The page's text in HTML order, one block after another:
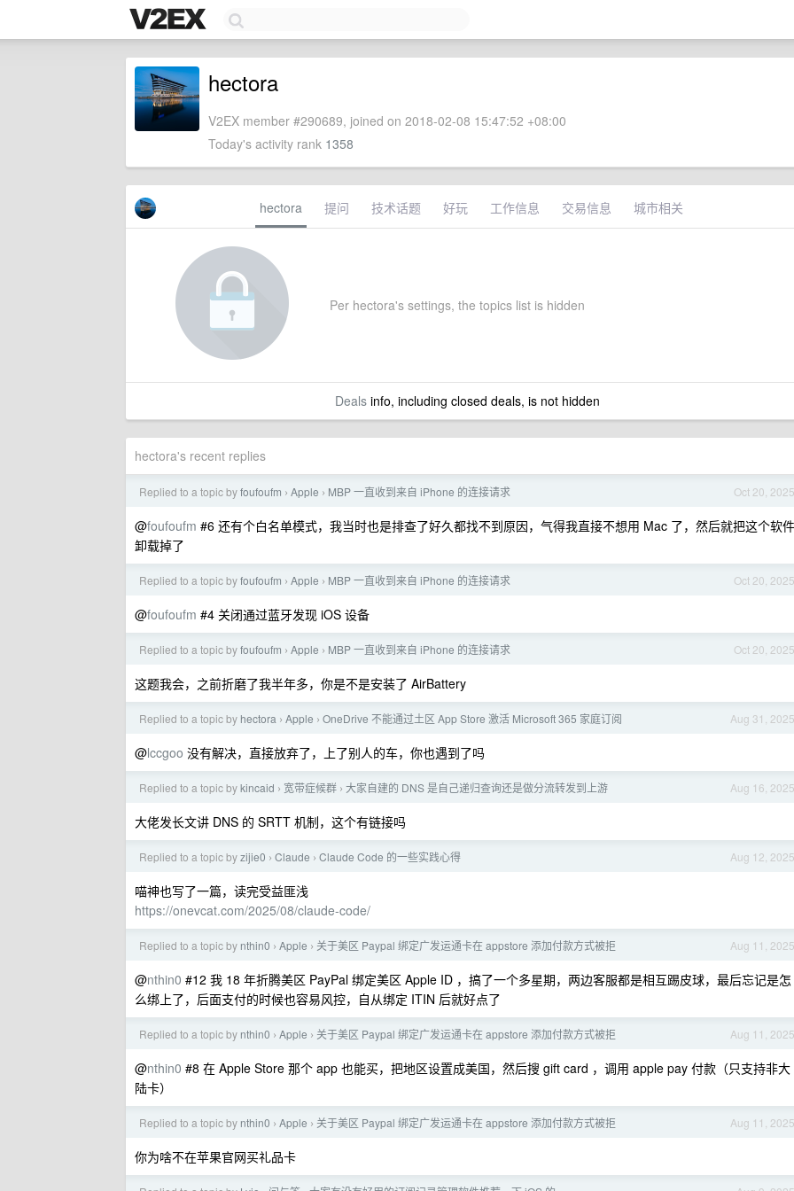
hectora
V2EX member #290689, joined on 2018-02-08 15:47:52 +08:00
Today's activity rank 1358
hectora 提问 技术话题 好玩 工作信息 交易信息 城市相关
Per hectora's settings, the topics list is hidden
Dealsinfo, including closed deals, is not hidden
hectora's recent replies
Oct 20, 2025
Replied to a topic byfoufoufm › Apple › MBP 一直收到来自 iPhone 的连接请求
@foufoufm #6 还有个白名单模式，我当时也是排查了好久都找不到原因，气得我直接不想用 Mac 了，然后就把这个软件
卸载掉了
Oct 20, 2025
Replied to a topic byfoufoufm › Apple › MBP 一直收到来自 iPhone 的连接请求
@foufoufm #4 关闭通过蓝牙发现 iOS 设备
Oct 20, 2025
Replied to a topic byfoufoufm › Apple › MBP 一直收到来自 iPhone 的连接请求
这题我会，之前折磨了我半年多，你是不是安装了 AirBattery
Aug 31, 2025
Replied to a topic by hectora › Apple › OneDrive 不能通过土区 App Store 激活 Microsoft 365 家庭订阅
@lccgoo 没有解决，直接放弃了，上了别人的车，你也遇到了吗
Aug 16, 2025
Replied to a topic bykincaid › 宽带症候群 › 大家自建的 DNS 是自己递归查询还是做分流转发到上游
大佬发长文讲 DNS 的 SRTT 机制，这个有链接吗
Aug 12, 2025
Replied to a topic byzijie0 › Claude › Claude Code 的一些实践心得
喵神也写了一篇，读完受益匪浅
https://onevcat.com/2025/08/claude-code/
Aug 11, 2025
Replied to a topic by nthin0 › Apple › 关于美区 Paypal 绑定广发运通卡在 appstore 添加付款方式被拒
@nthin0 #12 我 18 年折腾美区 PayPal 绑定美区 Apple ID ，搞了一个多星期，两边客服都是相互踢皮球，最后忘记是怎
么绑上了，后面支付的时候也容易风控，自从绑定 ITIN 后就好点了
Aug 11, 2025
Replied to a topic by nthin0 › Apple › 关于美区 Paypal 绑定广发运通卡在 appstore 添加付款方式被拒
@nthin0 #8 在 Apple Store 那个 app 也能买，把地区设置成美国，然后搜 gift card ，调用 apple pay 付款（只支持非大
陆卡）
Aug 11, 2025
Replied to a topic by nthin0 › Apple › 关于美区 Paypal 绑定广发运通卡在 appstore 添加付款方式被拒
你为啥不在苹果官网买礼品卡